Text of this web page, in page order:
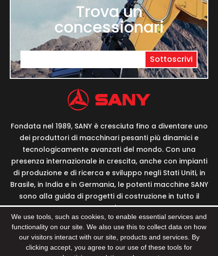
Trova un
concessionari
Sottoscrivi
Fondata nel 1989, SANY è cresciuta fino a diventare uno
dei produttori di macchinari pesanti più dinamici e
tecnologicamente avanzati del mondo. Con una
presenza internazionale in crescita, anche con impianti
di produzione e di ricerca e sviluppo negli Stati Uniti, in
Brasile, in India e in Germania, le potenti macchine SANY
sono alla guida di progetti di costruzione in tutto il
mondo.
© 2022 Sany Group Tutti i Diritti Riservati Supporto:
We use tools, such as cookies, to enable essential services and
functionality on our site. We also use this to collect data on how
our visitors interact with our site, products and services. By
clicking accept, you agree to our use of these tools for